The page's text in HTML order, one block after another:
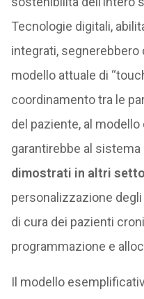
Tecnologie digitali,
integrati, segnerebbero
modello attuale di
coordinamento tra le
del paziente, al modello
garantirebbe al sistema
dimostrati in altri
personalizzazione
di cura dei pazienti
programmazione e
Il modello